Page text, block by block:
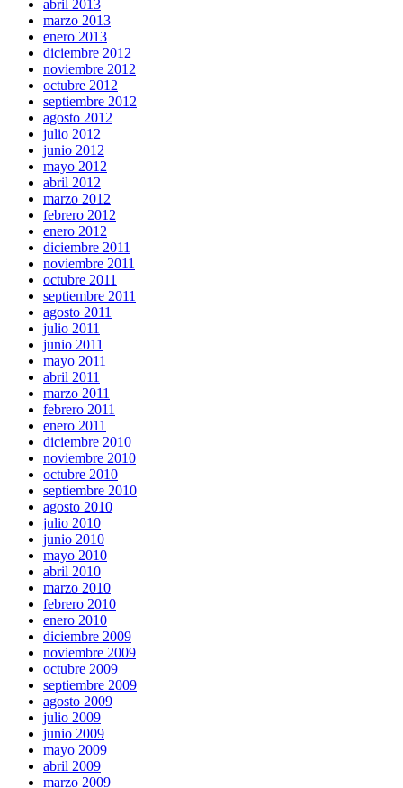
abril 2013
marzo 2013
enero 2013
diciembre 2012
noviembre 2012
octubre 2012
septiembre 2012
agosto 2012
julio 2012
junio 2012
mayo 2012
abril 2012
marzo 2012
febrero 2012
enero 2012
diciembre 2011
noviembre 2011
octubre 2011
septiembre 2011
agosto 2011
julio 2011
junio 2011
mayo 2011
abril 2011
marzo 2011
febrero 2011
enero 2011
diciembre 2010
noviembre 2010
octubre 2010
septiembre 2010
agosto 2010
julio 2010
junio 2010
mayo 2010
abril 2010
marzo 2010
febrero 2010
enero 2010
diciembre 2009
noviembre 2009
octubre 2009
septiembre 2009
agosto 2009
julio 2009
junio 2009
mayo 2009
abril 2009
marzo 2009